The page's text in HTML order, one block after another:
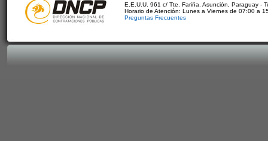
E.E.U.U. 961 c/ Tte. Fariña. Asunción, Paraguay -
Horario de Atención: Lunes a Viernes de 07:00 a
Preguntas Frecuentes